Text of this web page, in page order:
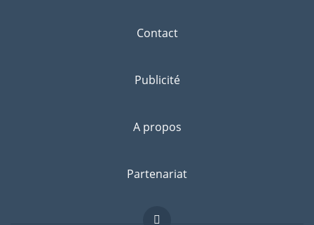
Contact
Publicité
A propos
Partenariat